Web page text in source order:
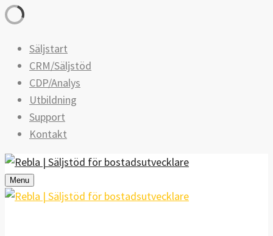
Säljstart
CRM/Säljstöd
CDP/Analys
Utbildning
Support
Kontakt
Menu